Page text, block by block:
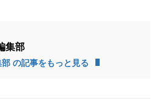
集部
の記事をもっと見る